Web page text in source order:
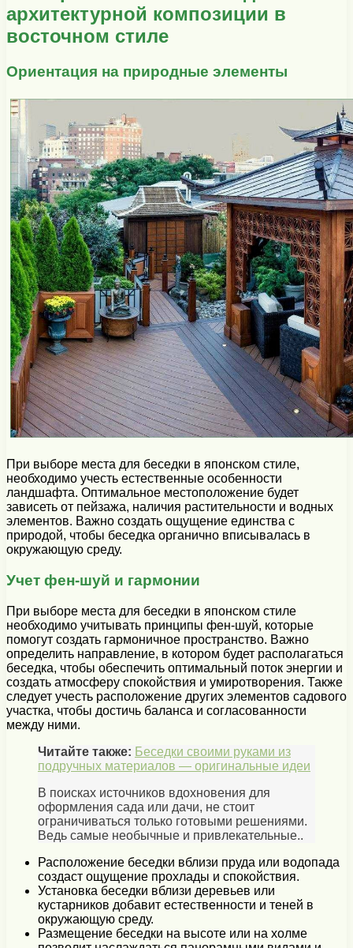
архитектурной композиции в
восточном стиле
Ориентация на природные элементы
При выборе места для беседки в японском стиле,
необходимо учесть естественные особенности
ландшафта. Оптимальное местоположение будет
зависеть от пейзажа, наличия растительности и водных
элементов. Важно создать ощущение единства с
природой, чтобы беседка органично вписывалась в
окружающую среду.
Учет фен-шуй и гармонии
При выборе места для беседки в японском стиле
необходимо учитывать принципы фен-шуй, которые
помогут создать гармоничное пространство. Важно
определить направление, в котором будет располагаться
беседка, чтобы обеспечить оптимальный поток энергии и
создать атмосферу спокойствия и умиротворения. Также
следует учесть расположение других элементов садового
участка, чтобы достичь баланса и согласованности
между ними.
Читайте также: Беседки своими руками из
подручных материалов — оригинальные идеи
В поисках источников вдохновения для
оформления сада или дачи, не стоит
ограничиваться только готовыми решениями.
Ведь самые необычные и привлекательные..
Расположение беседки вблизи пруда или водопада
создаст ощущение прохлады и спокойствия.
Установка беседки вблизи деревьев или
кустарников добавит естественности и теней в
окружающую среду.
Размещение беседки на высоте или на холме